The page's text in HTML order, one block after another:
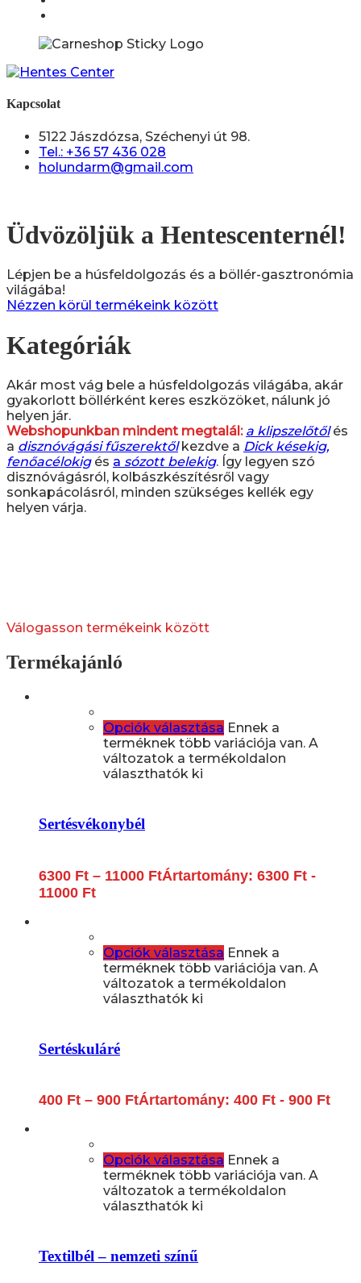
Kapcsolat
5122 Jászdózsa, Széchenyi út 98.
Tel.: +36 57 436 028
holundarm@gmail.com
Üdvözöljük a Hentescenternél!
Lépjen be a húsfeldolgozás és a böllér-gasztronómia
világába!
Nézzen körül termékeink között
Kategóriák
Akár most vág bele a húsfeldolgozás világába, akár
gyakorlott böllérként keres eszközöket, nálunk jó
helyen jár.
Webshopunkban mindent megtalál: a klipszelőtőlés
a disznóvágási fűszerektőlkezdve a Dick késekig,
fenőacélokigés a sózott belekig. Így legyen szó
disznóvágásról, kolbászkészítésről vagy
sonkapácolásról, minden szükséges kellék egy
helyen várja.
Válogasson termékeink között
Termékajánló
Opciók választása Ennek a
terméknek több variációja van. A
változatok a termékoldalon
választhatók ki
Sertésvékonybél
6300 Ft – 11000 FtÁrtartomány: 6300 Ft -
11000 Ft
Opciók választása Ennek a
terméknek több variációja van. A
változatok a termékoldalon
választhatók ki
Sertéskuláré
400 Ft – 900 FtÁrtartomány: 400 Ft - 900 Ft
Opciók választása Ennek a
terméknek több variációja van. A
változatok a termékoldalon
választhatók ki
Textilbél – nemzeti színű